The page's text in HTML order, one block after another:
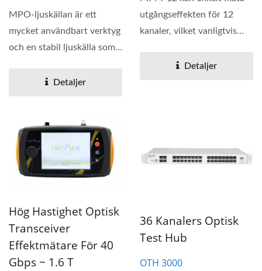
MPO-ljuskällan är ett
mycket användbart verktyg
och en stabil ljuskälla som
Detaljer
utgångseffekten för 12
kanaler, vilket vanligtvis
kvalitetskontroll...
Detaljer
Hög Hastighet Optisk
Transceiver
Effektmätare För 40
Gbps ~ 1.6 T
36 Kanalers Optisk
Test Hub
OTH 3000